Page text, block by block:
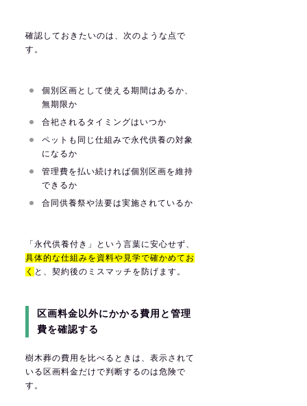
確認しておきたいのは、次のような点で
す。
個別区画として使える期間はあるか、
無期限か
合祀されるタイミングはいつか
ペットも同じ仕組みで永代供養の対象
になるか
管理費を払い続ければ個別区画を維持
できるか
合同供養祭や法要は実施されているか
「永代供養付き」という言葉に安心せず、
具体的な仕組みを資料や見学で確かめてお
く と、契約後のミスマッチを防げます。
区画料金以外にかかる費用と管理
費を確認する
樹木葬の費用を比べるときは、表示されて
いる区画料金だけで判断するのは危険で
す。